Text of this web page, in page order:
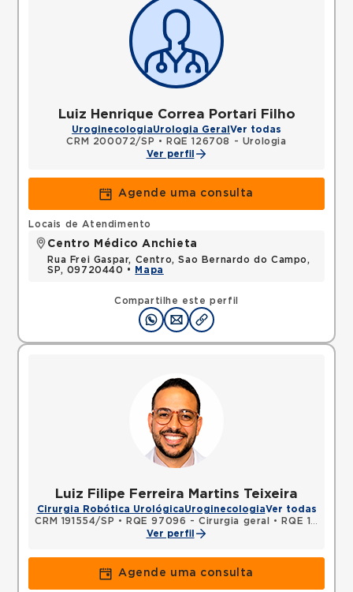
Luiz Henrique Correa Portari Filho
UroginecologiaUrologia Geral Ver todas
CRM 200072/SP •
RQE 126708 - Urologia
Ver perfil
Agende uma consulta
Compartilhe este perfil
Locais de Atendimento
Centro Médico Anchieta
Rua Frei Gaspar, Centro, Sao Bernardo do Campo,
SP, 09720440 •
Mapa
Luiz Filipe Ferreira Martins Teixeira
Cirurgia Robótica UrológicaUroginecologiaVer todas
CRM 191554/SP • RQE 97096 - Cirurgia geral •
RQE 137624 - Urologia
Ver perfil
Agende uma consulta